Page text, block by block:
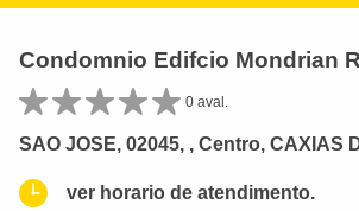
Condomnio Edifcio Mondrian
0 aval.
SAO JOSE, 02045, , Centro, CAXIAS
ver horario de atendimento.